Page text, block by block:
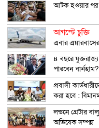
আটক হওয়ার পর
আগস্টে চুক্তি
এবার
৪ বছরে যুক্তরাজ্য
পারবেন বার্নহাম?
প্রবাসী
করা হবে :
লন্ডনে গ্রেটার
অভিষেক সম্পন্ন